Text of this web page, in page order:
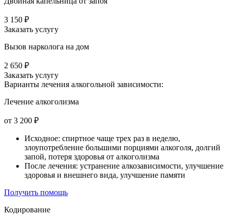
3 150 ₽
Заказать услугу
Вызов нарколога на дом
2 650 ₽
Заказать услугу
Варианты лечения алкогольной зависимости:
Лечение алкоголизма
от 3 200 ₽
Исходное: спиртное чаще трех раз в неделю,
злоупотребление большими порциями алкоголя, долгий
запой, потеря здоровья от алкоголизма
После лечения: устранение алкозависимости, улучшение
здоровья и внешнего вида, улучшение памяти
Получить помощь
Кодирование